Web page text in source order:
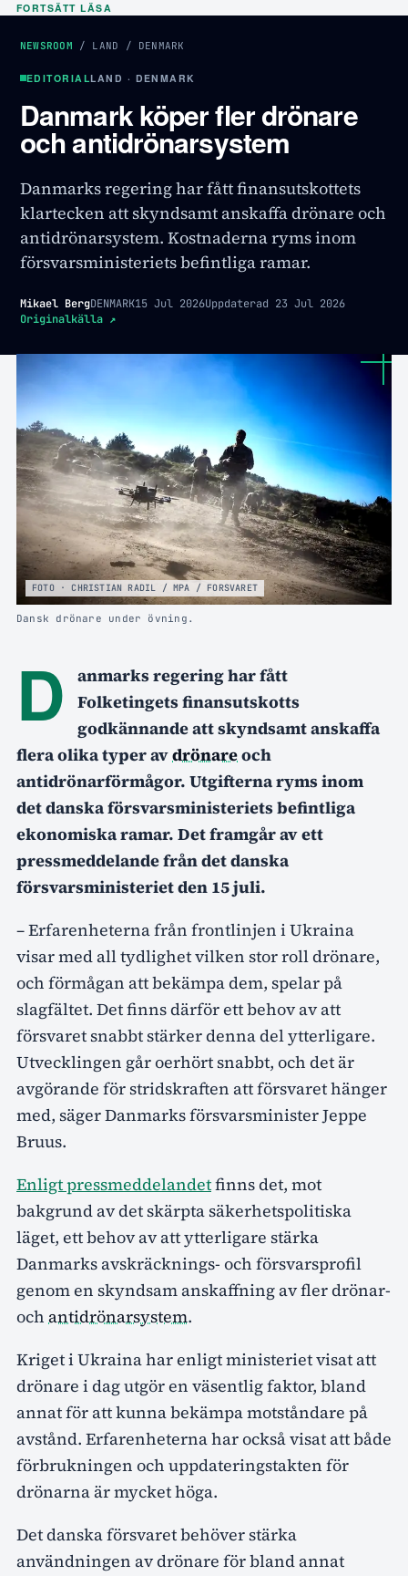
FORTSÄTT LÄSA
NEWSROOM / LAND / DENMARK
EDITORIALLAND · DENMARK
Danmark köper fler drönare
och antidrönarsystem
Danmarks regering har fått finansutskottets
klartecken att skyndsamt anskaffa drönare och
antidrönarsystem. Kostnaderna ryms inom
försvarsministeriets befintliga ramar.
Mikael BergDENMARK15 Jul 2026Uppdaterad 23 Jul 2026
Originalkälla ↗
FOTO · CHRISTIAN RADIL / MPA / FORSVARET
Dansk drönare under övning.
D
anmarks regering har fått
Folketingets finansutskotts
godkännande att skyndsamt anskaffa
flera olika typer avdrönareoch
antidrönarförmågor. Utgifterna ryms inom
det danska försvarsministeriets befintliga
ekonomiska ramar. Det framgår av ett
pressmeddelande från det danska
försvarsministeriet den 15 juli.
– Erfarenheterna från frontlinjen i Ukraina
visar med all tydlighet vilken stor roll drönare,
och förmågan att bekämpa dem, spelar på
slagfältet. Det finns därför ett behov av att
försvaret snabbt stärker denna del ytterligare.
Utvecklingen går oerhört snabbt, och det är
avgörande för stridskraften att försvaret hänger
med, säger Danmarks försvarsminister Jeppe
Bruus.
Enligt pressmeddelandetfinns det, mot
bakgrund av det skärpta säkerhetspolitiska
läget, ett behov av att ytterligare stärka
Danmarks avskräcknings- och försvarsprofil
genom en skyndsam anskaffning av fler drönar-
och antidrönarsystem.
Kriget i Ukraina har enligt ministeriet visat att
drönare i dag utgör en väsentlig faktor, bland
annat för att kunna bekämpa motståndare på
avstånd. Erfarenheterna har också visat att både
förbrukningen och uppdateringstakten för
drönarna är mycket höga.
Det danska försvaret behöver stärka
användningen av drönare för bland annat